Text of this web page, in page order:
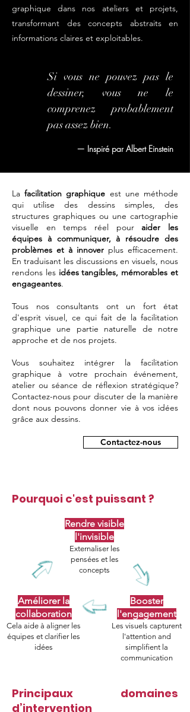
graphique dans nos ateliers et projets,
transformant des concepts abstraits en
informations claires et exploitables.
Si vous ne pouvez pas le
dessiner, vous ne le
comprenez probablement
pas assez bien.
— Inspiré par Albert Einstein
Lafacilitation graphique est une méthode
qui utilise des dessins simples, des
structures graphiques ou une cartographie
visuelle en temps réel pouraider les
équipes à communiquer, à résoudre des
problèmes et à innover plus efficacement.
En traduisant les discussions en visuels, nous
rendons les idées tangibles, mémorables et
engageantes.
Tous nos consultants ont un fort état
d'esprit visuel, ce qui fait de la facilitation
graphique une partie naturelle de notre
approche et de nos projets.
Vous souhaitez intégrer la facilitation
graphique à votre prochain événement,
atelier ou séance de réflexion stratégique?
Contactez-nous pour discuter de la manière
dont nous pouvons donner vie à vos idées
grâce aux dessins.
Contactez-nous
Pourquoi c'est puissant ?
Rendre visible
l'invisible
Externaliser les
pensées et les
concepts
Améliorer la
collaboration
Cela aide à aligner les
équipes et clarifier les
idées
Booster
l'engagement
Les visuels capturent
l'attention and
simplifient la
communication
Principaux domaines
d’intervention